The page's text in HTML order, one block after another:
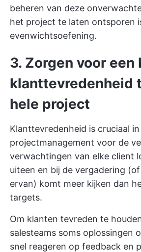
beheren van deze
het project te laten ontsporen
evenwichtsoefening.
3. Zorgen voor een
klanttevredenheid
hele project
Klanttevredenheid is cruciaal in
projectmanagement voor de
verwachtingen van elke client
uiteen en bij de vergadering
ervan) komt meer kijken dan
targets.
Om klanten tevreden te
salesteams soms oplossingen
snel reageren op feedback en